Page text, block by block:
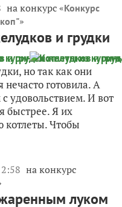
на конкурс «Конкурс
»
и грудки
но так как они
нечасто готовила. А
удовольствием. И вот
быстрее. Я их
Чтобы
на конкурс
луком